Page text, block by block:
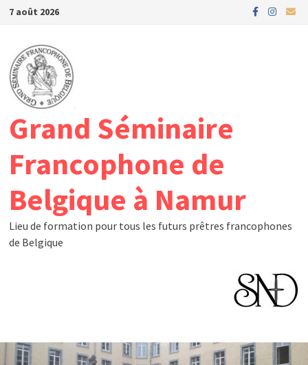
Passer
contenu
7 août 2026
Grand Séminaire
Francophone de
Belgique à Namur
Lieu de formation pour tous les futurs prêtres francophones
de Belgique